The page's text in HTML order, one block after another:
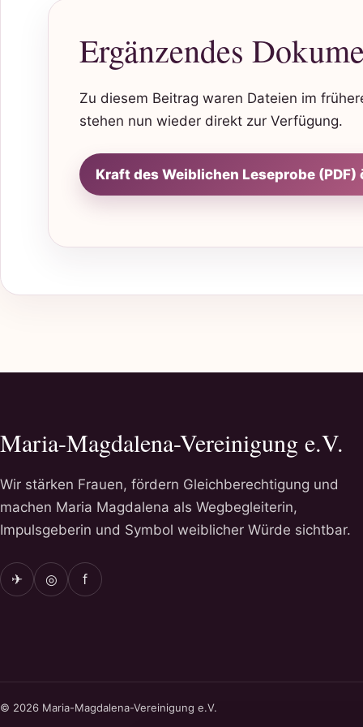
Ergänzendes
Zu diesem Beitrag waren Dateien im
stehen nun wieder direkt zur Verfügung.
Kraft des Weiblichen Leseprobe (PDF)
Maria-Magdalena-Vereinigung e.V.
Wir stärken Frauen, fördern Gleichberechtigung und
machen Maria Magdalena als Wegbegleiterin,
Impulsgeberin und Symbol weiblicher Würde sichtbar.
✈ ◎ f
© 2026 Maria-Magdalena-Vereinigung e.V.